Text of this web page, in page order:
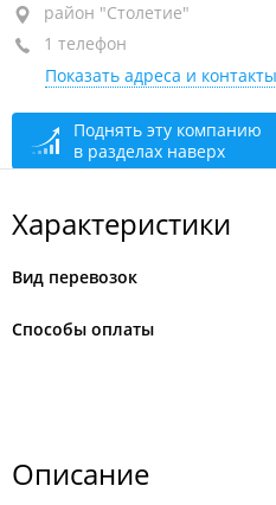
район "Столетие", ул.
2-й этаж
+7 (423) 241-46-76
сегодня закрыто
район "Столетие"
1 телефон
Показать адреса и контакты
Поднять эту компанию
в разделах наверх
Характеристики
Вид перевозок
Способы оплаты
Описание